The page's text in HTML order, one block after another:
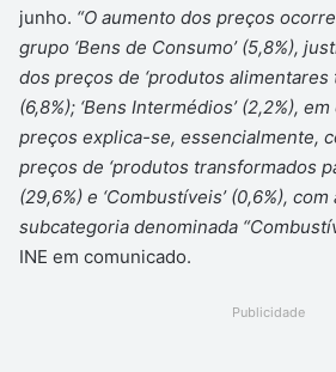
junho. “O aumento dos preços
grupo ‘Bens de Consumo’ (5,8%),
dos preços de ‘produtos alimentares
(6,8%); ‘Bens Intermédios’ (2,2%),
preços explica-se, essencialmente,
preços de ‘produtos transformados
(29,6%) e ‘Combustíveis’ (0,6%),
subcategoria denominada
INE em comunicado.
Publicidade